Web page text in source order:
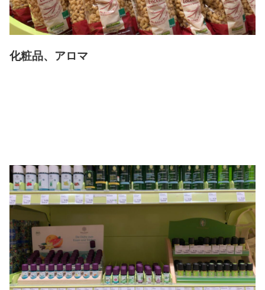
化粧品、アロマ